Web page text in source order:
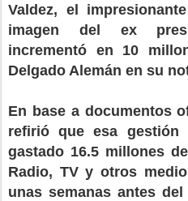
Valdez, el
imagen del ex
incrementó en 10
Delgado Alemán en su
En base a documentos
refirió que esa gestión
gastado 16.5 millones
Radio, TV y otros
unas semanas antes